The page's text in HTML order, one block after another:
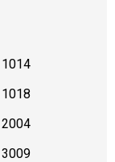
1014
2004
3009